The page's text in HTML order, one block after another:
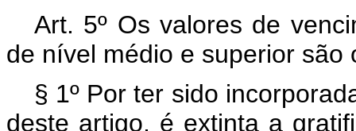
Art. 5º Os valores de
de nível médio e superior
§ 1º Por ter sido
deste artigo, é extinta a